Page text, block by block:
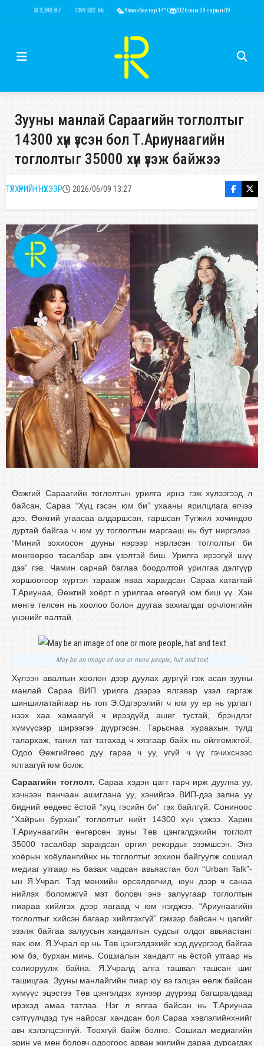
USD 3,593.87 CNY 532.66 RUB 43.77 EUR 4,141.04 KRW 2.53
Улаанбаатар 14°C 2026 оны 08 сарын 09
Зууны манлай Сараагийн тоглолтыг
14300 хүн үзсэн бол Т.Ариунаагийн
тоглолтыг 35000 хүн үзэж байжээ
ТҮЛХҮҮРИЙН НҮХЭЭР 2026/06/09 13:27
Өөжгий Сараагийн тоглолтын урилга ирнэ гэж хүлээгээд л
байсан, Сараа “Хуц гэсэн юм би” ухааны ярилцлага өгчээ
дээ. Өөжгий угаасаа алдаршсан, гаршсан Түгжил хочиндоо
дуртай байгаа ч юм уу тоглолтын маргааш нь бут ниргэлээ.
“Миний зохиосон дууны нэрээр нэрлэсэн тоглолтыг би
мөнгөөрөө тасалбар авч үзэлтэй биш. Урилга ирээгүй шүү
дээ” гэв. Чамин сарнай баглаа боодолтой урилгаа дэлгүүр
хоршоогоор хүртэл тарааж яваа харагдсан Сараа хатагтай
Т.Ариунаа, Өөжгий хоёрт л урилгаа өгөөгүй юм биш үү. Хэн
мөнгө төлсөн нь хоолоо болон дуугаа захиалдаг орчлонгийн
үнэнийг яалтай.
May be an image of one or more people, hat and text
Хүлээн авалтын хоолон дээр дуулах дургүй гэж асан зууны
манлай Сараа ВИП урилга дээрээ ялгавар үзэл гаргаж
шиншилатайгаар нь топ Э.Одгэрэлийг ч юм уу ер нь урлагт
нээх хаа хамаагүй ч ирээдүйд ашиг тустай, брэндлэг
хүмүүсээр ширээгээ дүүргэсэн. Тарьснаа хураахын тулд
талархаж, танил тат татахад ч хязгаар байх нь ойлгомжтой.
Одоо Өөжгийгөөс дуу гараа ч уу, үгүй ч үү гэчихснээс
ялгаагүй юм болж.
Сараагийн тоглолт. Сараа хэдэн цагт гарч ирж дуулна уу,
хэчнээн панчаан ашиглана уу, хэнийгээ ВИП-дээ зална уу
бидний өөдөөс ёстой “хуц гэсийн би” гэх байлгүй. Сониноос
“Хайрын бурхан” тоглолтыг нийт 14300 хүн үзжээ. Харин
Т.Ариунаагийн өнгөрсөн зуны Төв цэнгэлдэхийн тоглолт
35000 тасалбар зарагдсан оргил рекордыг эзэмшсэн. Энэ
хоёрын хоёулангийнх нь тоглолтыг зохион байгуулж сошиал
медиаг утгаар нь базаж чадсан авьяастан бол “Urban Talk”-
ын Я.Учрал. Тэд мөнхийн өрсөлдөгчид, юун дээр ч санаа
нийлэх боломжгүй мэт боловч энэ залуугаар тоглолтын
пиараа хийлгэх дээр яагаад ч юм нэгджээ. “Ариунаагийн
тоглолтыг хийсэн багаар хийлгэхгүй” гэмээр байсан ч цагийг
эзэлж байгаа залуусын хандалтын судсыг олдог авьяастанг
яах юм. Я.Учрал ер нь Төв цэнгэлдэхийг хэд дүүргээд байгаа
юм бэ, бурхан минь. Сошиалын хандалт нь ёстой утгаар нь
солиоруулж байна. Я.Учралд алга ташвал ташсан шиг
ташицгаа. Зууны манлайгийн пиар юу вэ гэлцэн өөлж байсан
хүмүүс эцэстээ Төв цэнгэлдэх хүнээр дүүрээд багшралдаад
ирэхэд амаа татлаа. Нэг л ялгаа байсан нь Т.Ариунаа
сэтгүүлчдэд тун найрсаг хандсан бол Сараа хэвлэлийнхнийг
авч хэлэлцсэнгүй. Тоохгүй байж болно. Сошиал медиагийн
эрин үе мөн боловч одоогоос арван жилийн дараа дурсагдах